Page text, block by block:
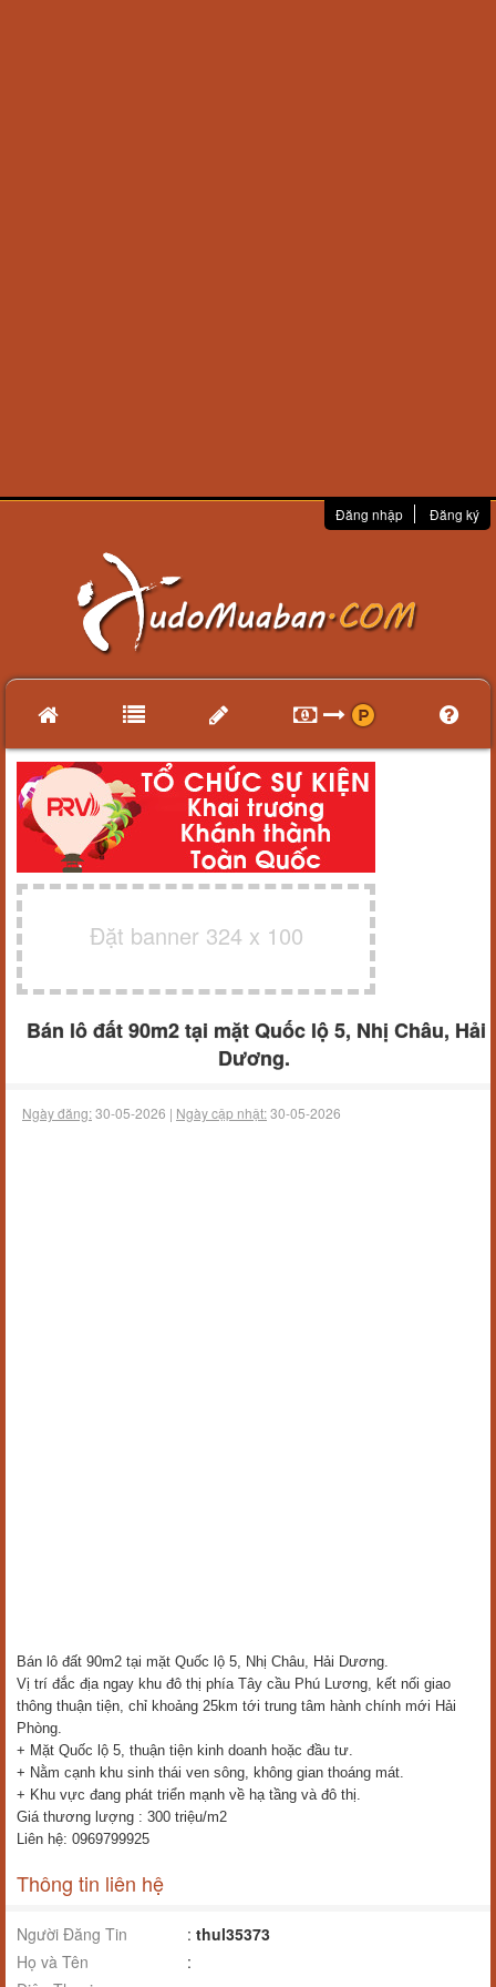
Đăng nhập Đăng ký
Đặt banner 324 x 100
Bán lô đất 90m2 tại mặt Quốc lộ 5, Nhị Châu, Hải
Dương.
Ngày đăng:30-05-2026 | Ngày cập nhật:30-05-2026
Bán lô đất 90m2 tại mặt Quốc lộ 5, Nhị Châu, Hải Dương.
Vị trí đắc địa ngay khu đô thị phía Tây cầu Phú Lương, kết nối giao
thông thuận tiện, chỉ khoảng 25km tới trung tâm hành chính mới Hải
Phòng.
+ Mặt Quốc lộ 5, thuận tiện kinh doanh hoặc đầu tư.
+ Nằm cạnh khu sinh thái ven sông, không gian thoáng mát.
+ Khu vực đang phát triển mạnh về hạ tầng và đô thị.
Giá thương lượng : 300 triệu/m2
Liên hệ: 0969799925
Thông tin liên hệ
Người Đăng Tin : thul35373
Họ và Tên
: